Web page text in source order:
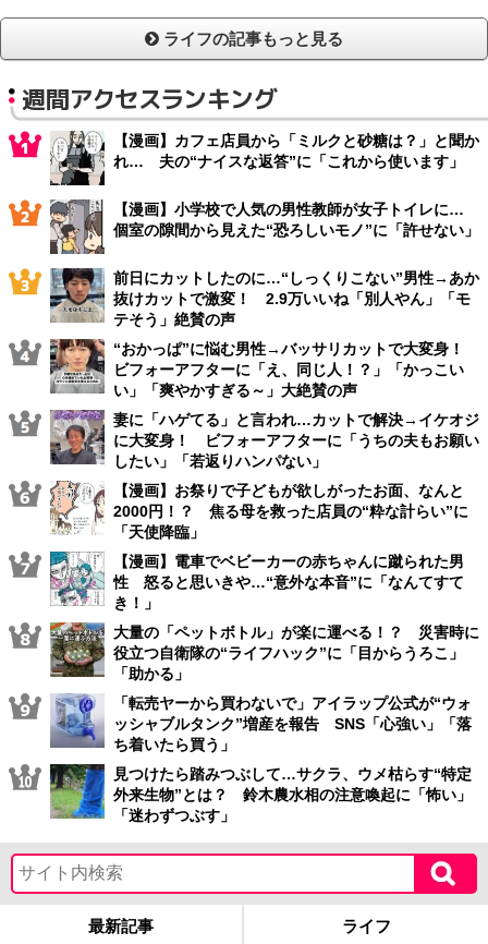
ライフの記事もっと見る
週間アクセスランキング
【漫画】カフェ店員から「ミルクと砂糖は？」と聞か
れ… 夫の“ナイスな返答”に「これから使います」
【漫画】小学校で人気の男性教師が女子トイレに…
個室の隙間から見えた“恐ろしいモノ”に「許せない」
前日にカットしたのに…“しっくりこない”男性→あか
抜けカットで激変！ 2.9万いいね「別人やん」「モ
テそう」絶賛の声
“おかっぱ”に悩む男性→バッサリカットで大変身！
ビフォーアフターに「え、同じ人！？」「かっこい
い」「爽やかすぎる～」大絶賛の声
妻に「ハゲてる」と言われ…カットで解決→イケオジ
に大変身！ ビフォーアフターに「うちの夫もお願い
したい」「若返りハンパない」
【漫画】お祭りで子どもが欲しがったお面、なんと
2000円！？ 焦る母を救った店員の“粋な計らい”に
「天使降臨」
【漫画】電車でベビーカーの赤ちゃんに蹴られた男
性 怒ると思いきや…“意外な本音”に「なんてすて
き！」
大量の「ペットボトル」が楽に運べる！？ 災害時に
役立つ自衛隊の“ライフハック”に「目からうろこ」
「助かる」
「転売ヤーから買わないで」アイラップ公式が“ウォ
ッシャブルタンク”増産を報告 SNS「心強い」「落
ち着いたら買う」
見つけたら踏みつぶして…サクラ、ウメ枯らす“特定
外来生物”とは？ 鈴木農水相の注意喚起に「怖い」
「迷わずつぶす」
最新記事 ライフ